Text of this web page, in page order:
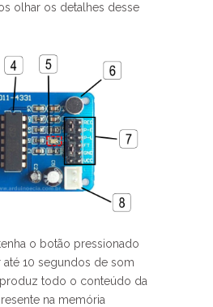
olhar os detalhes desse
o botão pressionado
até 10 segundos de som
todo o conteúdo da
na memória